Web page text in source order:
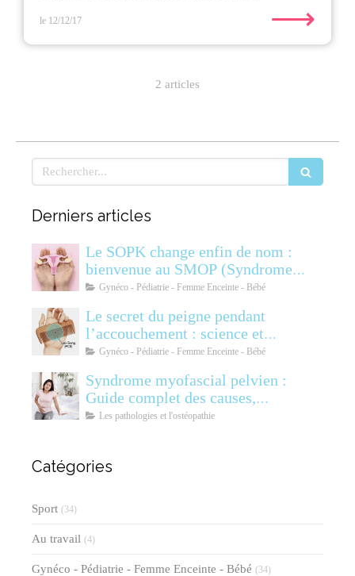
le 12/12/17 ⟶
2 articles
Rechercher
Derniers articles
Le SOPK change enfin de nom :
bienvenue au SMOP (Syndrome
Métabolique Ovarien
Gynéco - Pédiatrie - Femme Enceinte - Bébé
Le secret du peigne pendant
l’accouchement : science et
soulagement
Gynéco - Pédiatrie - Femme Enceinte - Bébé
Syndrome myofascial pelvien :
Guide complet des causes,
symptômes, diagnostic et
Les pathologies et l'ostéopathie
Catégories
Sport (34)
Au travail (4)
Gynéco - Pédiatrie - Femme Enceinte - Bébé (34)